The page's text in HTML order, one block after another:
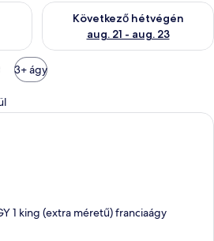
állás ellenőrzése: aug. 14 -
Következő hétvégén
aug. 21 - aug. 23
A következő hétvégi
3+ ágy
Egy modern szállodai szoba,
1 king (extra méretű) franciaágy